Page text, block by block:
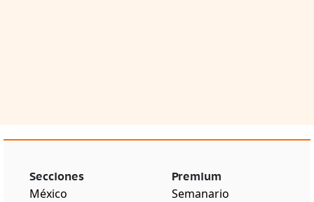
Secciones
México
Premium
Semanario